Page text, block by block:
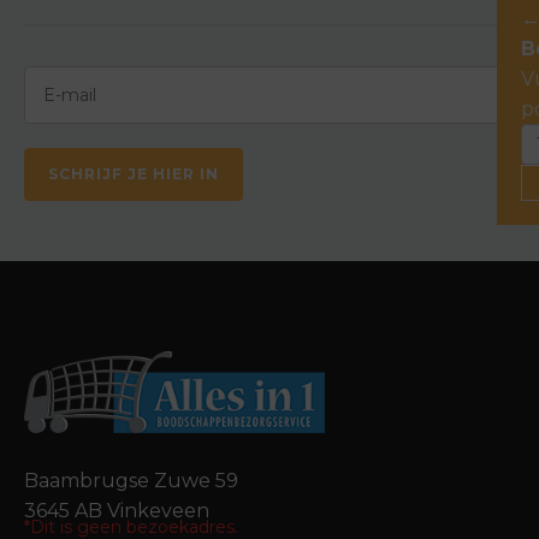
SCHRIJF JE HIER IN
Baambrugse Zuwe 59
3645 AB Vinkeveen
*Dit is geen bezoekadres.
←